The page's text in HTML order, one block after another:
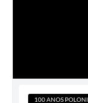
Secretarias
100 ANOS POLONI